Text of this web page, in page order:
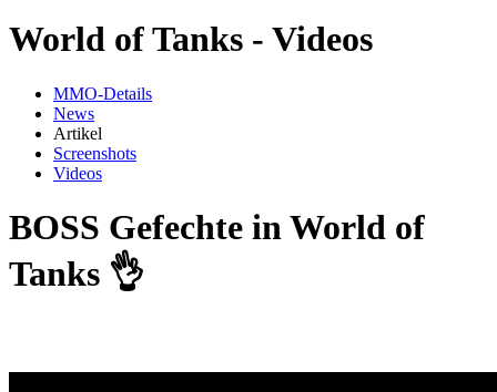
World of Tanks - Videos
MMO-Details
News
Artikel
Screenshots
Videos
BOSS Gefechte in World of
Tanks 👌